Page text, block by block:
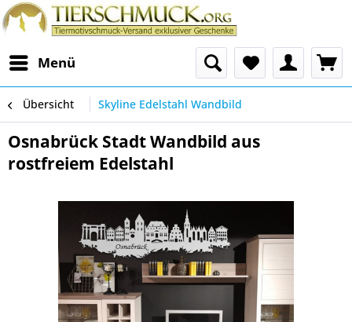
Menü
Übersicht Skyline Edelstahl Wandbild
Osnabrück Stadt Wandbild aus
rostfreiem Edelstahl